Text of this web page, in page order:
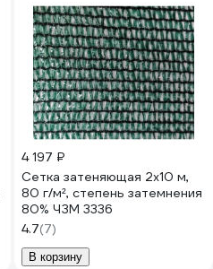
4 197 ₽
Сетка затеняющая 2x10 м,
80 г/м², степень затемнения
80% ЧЗМ 3336
4.7(7)
В корзину